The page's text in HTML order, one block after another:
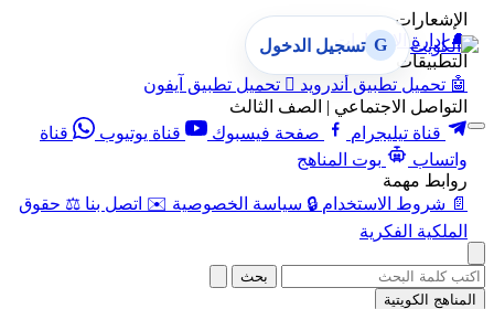
الإشعارات
🔔 إدارة الإشعارات
التطبيقات
🤖 تحميل تطبيق أندرويد  تحميل تطبيق آيفون
التواصل الاجتماعي | الصف الثالث
قناة تيليجرام
صفحة فيسبوك قناة يوتيوب
قناة
واتساب
بوت المناهج
روابط مهمة
📄 شروط الاستخدام 🔒 سياسة الخصوصية ✉️ اتصل بنا ⚖️ حقوق
الملكية الفكرية
G تسجيل الدخول
بحث
المناهج الكويتية